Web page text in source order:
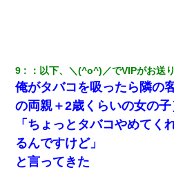
小2の頃、妹と昼寝してたら家が火
なかった。妹を抱き締めて「ﾀﾋんじ
ずっとニートだと思ってた同居の義
とか知らなかった…
元旦那から復縁要請。息子「最新型
9 ： 以下、＼(^o^)／でVIPがお送
俺がタバコを吸ったら隣の
の両親＋2歳くらいの女の
「ちょっとタバコやめてく
るんですけど」
と言ってきた